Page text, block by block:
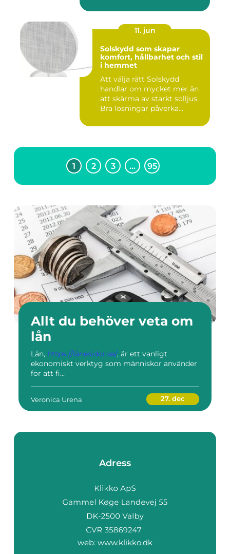
11. jun
Solskydd som skapar
komfort, hållbarhet och stil
i hemmet
Att välja rätt Solskydd
handlar om mycket mer än
att skärma av starkt solljus.
Bra lösningar påverka...
1 2 3 … 95
Allt du behöver veta om
lån
Lån, https://lånesidor.se/, är ett vanligt
ekonomiskt verktyg som människor använder
för att fi...
Veronica Urena 27. dec
Adress
web: www.klikko.dk